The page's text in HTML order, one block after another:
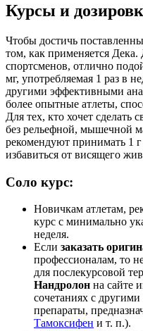
Курсы и
Чтобы достичь
том, как применяется
спортсменов, отлично
мг, употребляемая 1 раз в
другими эффективными
более опытные атлеты,
Для тех, кто хочет сделать
без рельефной, мышечной
рекомендуют принимать 1
избавиться от висящего
Соло курс:
Новичкам атлетам,
курс с минимально
неделя.
Если заказать
профессионалам, то
для послекурсовой
Нандролон на сайте
сочетаниях с
препараты,
Тамоксифен и т. п.).